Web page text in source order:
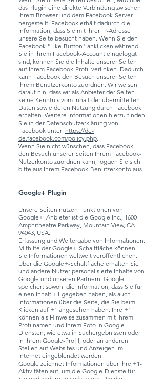
das Plugin eine direkte Verbindung zwischen
Ihrem Browser und dem Facebook-Server
hergestellt. Facebook erhält dadurch die
Information, dass Sie mit Ihrer IP-Adresse
unsere Seite besucht haben. Wenn Sie den
Facebook "Like-Button" anklicken während
Sie in Ihrem Facebook-Account eingeloggt
sind, können Sie die Inhalte unserer Seiten
auf Ihrem Facebook-Profil verlinken. Dadurch
kann Facebook den Besuch unserer Seiten
Ihrem Benutzerkonto zuordnen. Wir weisen
darauf hin, dass wir als Anbieter der Seiten
keine Kenntnis vom Inhalt der übermittelten
Daten sowie deren Nutzung durch Facebook
erhalten. Weitere Informationen hierzu finden
Sie in der Datenschutzerklärung von
Facebook unter: https://de-
de.facebook.com/policy.php.
Wenn Sie nicht wünschen, dass Facebook
den Besuch unserer Seiten Ihrem Facebook-
Nutzerkonto zuordnen kann, loggen Sie sich
bitte aus Ihrem Facebook-Benutzerkonto aus.
Google+ Plugin
Unsere Seiten nutzen Funktionen von
Google+. Anbieter ist die Google Inc., 1600
Amphitheatre Parkway, Mountain View, CA
94043, USA.
Erfassung und Weitergabe von Informationen:
Mithilfe der Google+-Schaltfläche können
Sie Informationen weltweit veröffentlichen.
Über die Google+-Schaltfläche erhalten Sie
und andere Nutzer personalisierte Inhalte von
Google und unseren Partnern. Google
speichert sowohl die Information, dass Sie für
einen Inhalt +1 gegeben haben, als auch
Informationen über die Seite, die Sie beim
Klicken auf +1 angesehen haben. Ihre +1
können als Hinweise zusammen mit Ihrem
Profilnamen und Ihrem Foto in Google-
Diensten, wie etwa in Suchergebnissen oder
in Ihrem Google-Profil, oder an anderen
Stellen auf Websites und Anzeigen im
Internet eingeblendet werden.
Google zeichnet Informationen über Ihre +1-
Aktivitäten auf, um die Google-Dienste für